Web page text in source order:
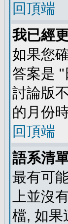
回頂端
我已經
如果您
答案是
討論版
的月份
回頂端
語系清
最有可
上並沒
檔, 如果